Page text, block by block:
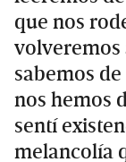
que nos
volveremos
sabemos
nos hemos
sentí
melancolía